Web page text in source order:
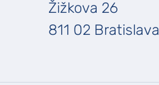
Žižkova 26
811 02 Bratislava